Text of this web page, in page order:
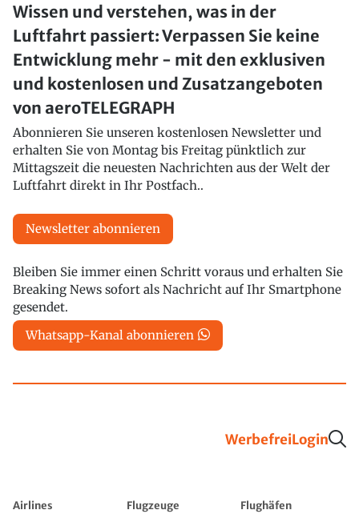
Wissen und verstehen, was in der
Luftfahrt passiert: Verpassen Sie keine
Entwicklung mehr - mit den exklusiven
und kostenlosen und Zusatzangeboten
von aeroTELEGRAPH
Abonnieren Sie unseren kostenlosen Newsletter und
erhalten Sie von Montag bis Freitag pünktlich zur
Mittagszeit die neuesten Nachrichten aus der Welt der
Luftfahrt direkt in Ihr Postfach..
Newsletter abonnieren
Bleiben Sie immer einen Schritt voraus und erhalten Sie
Breaking News sofort als Nachricht auf Ihr Smartphone
gesendet.
Whatsapp-Kanal abonnieren
WerbefreiLogin
Airlines Flugzeuge
Flughäfen